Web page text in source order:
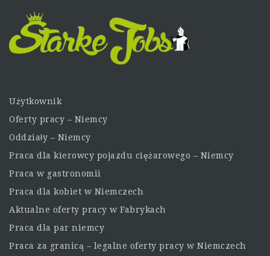
Użytkownik
Oferty pracy – Niemcy
Oddziały – Niemcy
Praca dla kierowcy pojazdu ciężarowego – Niemcy
Praca w gastronomii
Praca dla kobiet w Niemczech
Aktualne oferty pracy w Fabrykach
Praca dla par niemcy
Praca za granicą – legalne oferty pracy w Niemczech